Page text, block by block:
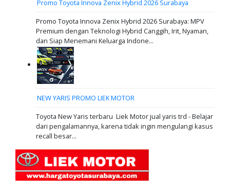
Promo Toyota Innova Zenix Hybrid 2026 Surabaya
Promo Toyota Innova Zenix Hybrid 2026 Surabaya: MPV
Premium dengan Teknologi Hybrid Canggih, Irit, Nyaman,
dan Siap Menemani Keluarga Indone...
NEW YARIS PROMO LIEK MOTOR
Toyota New Yaris terbaru Liek Motor jual yaris trd - Belajar
dari pengalamannya, karena tidak ingin mengulangi kasus
recall besar...